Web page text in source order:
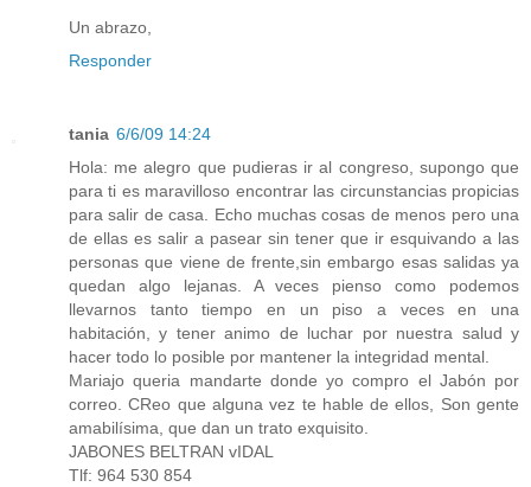
Un abrazo,
Responder
tania 6/6/09 14:24
Hola: me alegro que pudieras ir al congreso, supongo que
para ti es maravilloso encontrar las circunstancias propicias
para salir de casa. Echo muchas cosas de menos pero una
de ellas es salir a pasear sin tener que ir esquivando a las
personas que viene de frente,sin embargo esas salidas ya
quedan algo lejanas. A veces pienso como podemos
llevarnos tanto tiempo en un piso a veces en una
habitación, y tener animo de luchar por nuestra salud y
hacer todo lo posible por mantener la integridad mental.
Mariajo queria mandarte donde yo compro el Jabón por
correo. CReo que alguna vez te hable de ellos, Son gente
amabilísima, que dan un trato exquisito.
JABONES BELTRAN vIDAL
Tlf: 964 530 854